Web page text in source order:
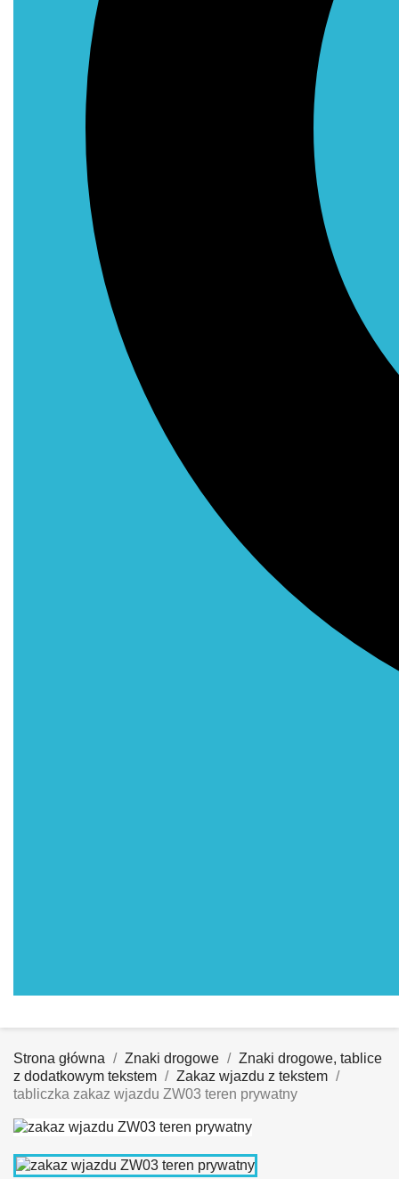
Strona główna Znaki drogowe
Znaki drogowe, tablice
z dodatkowym tekstem
Zakaz wjazdu z tekstem
tabliczka zakaz wjazdu ZW03 teren prywatny